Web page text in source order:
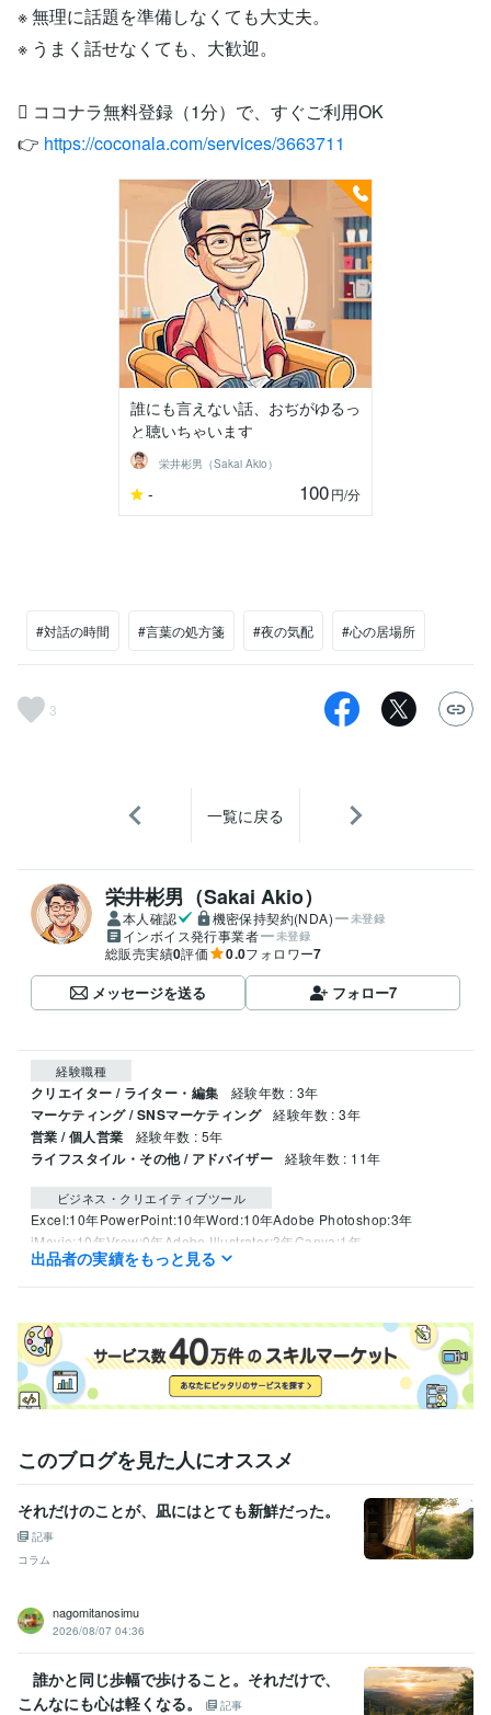
※ 無理に話題を準備しなくても大丈夫。
※ うまく話せなくても、大歓迎。
🩖 ココナラ無料登録（1分）で、すぐご利用OK
👉 https://coconala.com/services/3663711
誰にも言えない話、おぢがゆるっ
と聴いちゃいます
栄井彬男（Sakai Akio）
- 100円/分
#対話の時間 #言葉の処方箋 #夜の気配 #心の居場所
3
一覧に戻る
栄井彬男（Sakai Akio）
本人確認 機密保持契約(NDA) 未登録
インボイス発行事業者 未登録
総販売実績0評価 0.0フォロワー7
メッセージを送る フォロー7
経験職種
クリエイター / ライター・編集 経験年数 : 3年
マーケティング / SNSマーケティング 経験年数 : 3年
営業 / 個人営業 経験年数 : 5年
ライフスタイル・その他 / アドバイザー 経験年数 : 11年
ビジネス・クリエイティブツール
Excel:10年PowerPoint:10年Word:10年Adobe Photoshop:3年
iMovie:10年Vrew:0年 Adobe Illustrator:3年Canva:1年
Adobe InDesign:1年GarageBand:7年
出品者の実績をもっと見る
このブログを見た人にオススメ
それだけのことが、凪にはとても新鮮だった。
記事
コラム
nagomitanosimu
2026/08/07 04:36
誰かと同じ歩幅で歩けること。それだけで、
こんなにも心は軽くなる。
記事